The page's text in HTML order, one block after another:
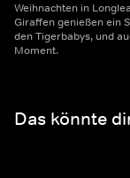
Weihnachten in
Giraffen genießen ein
den Tigerbabys, und
Moment.
Das könnte